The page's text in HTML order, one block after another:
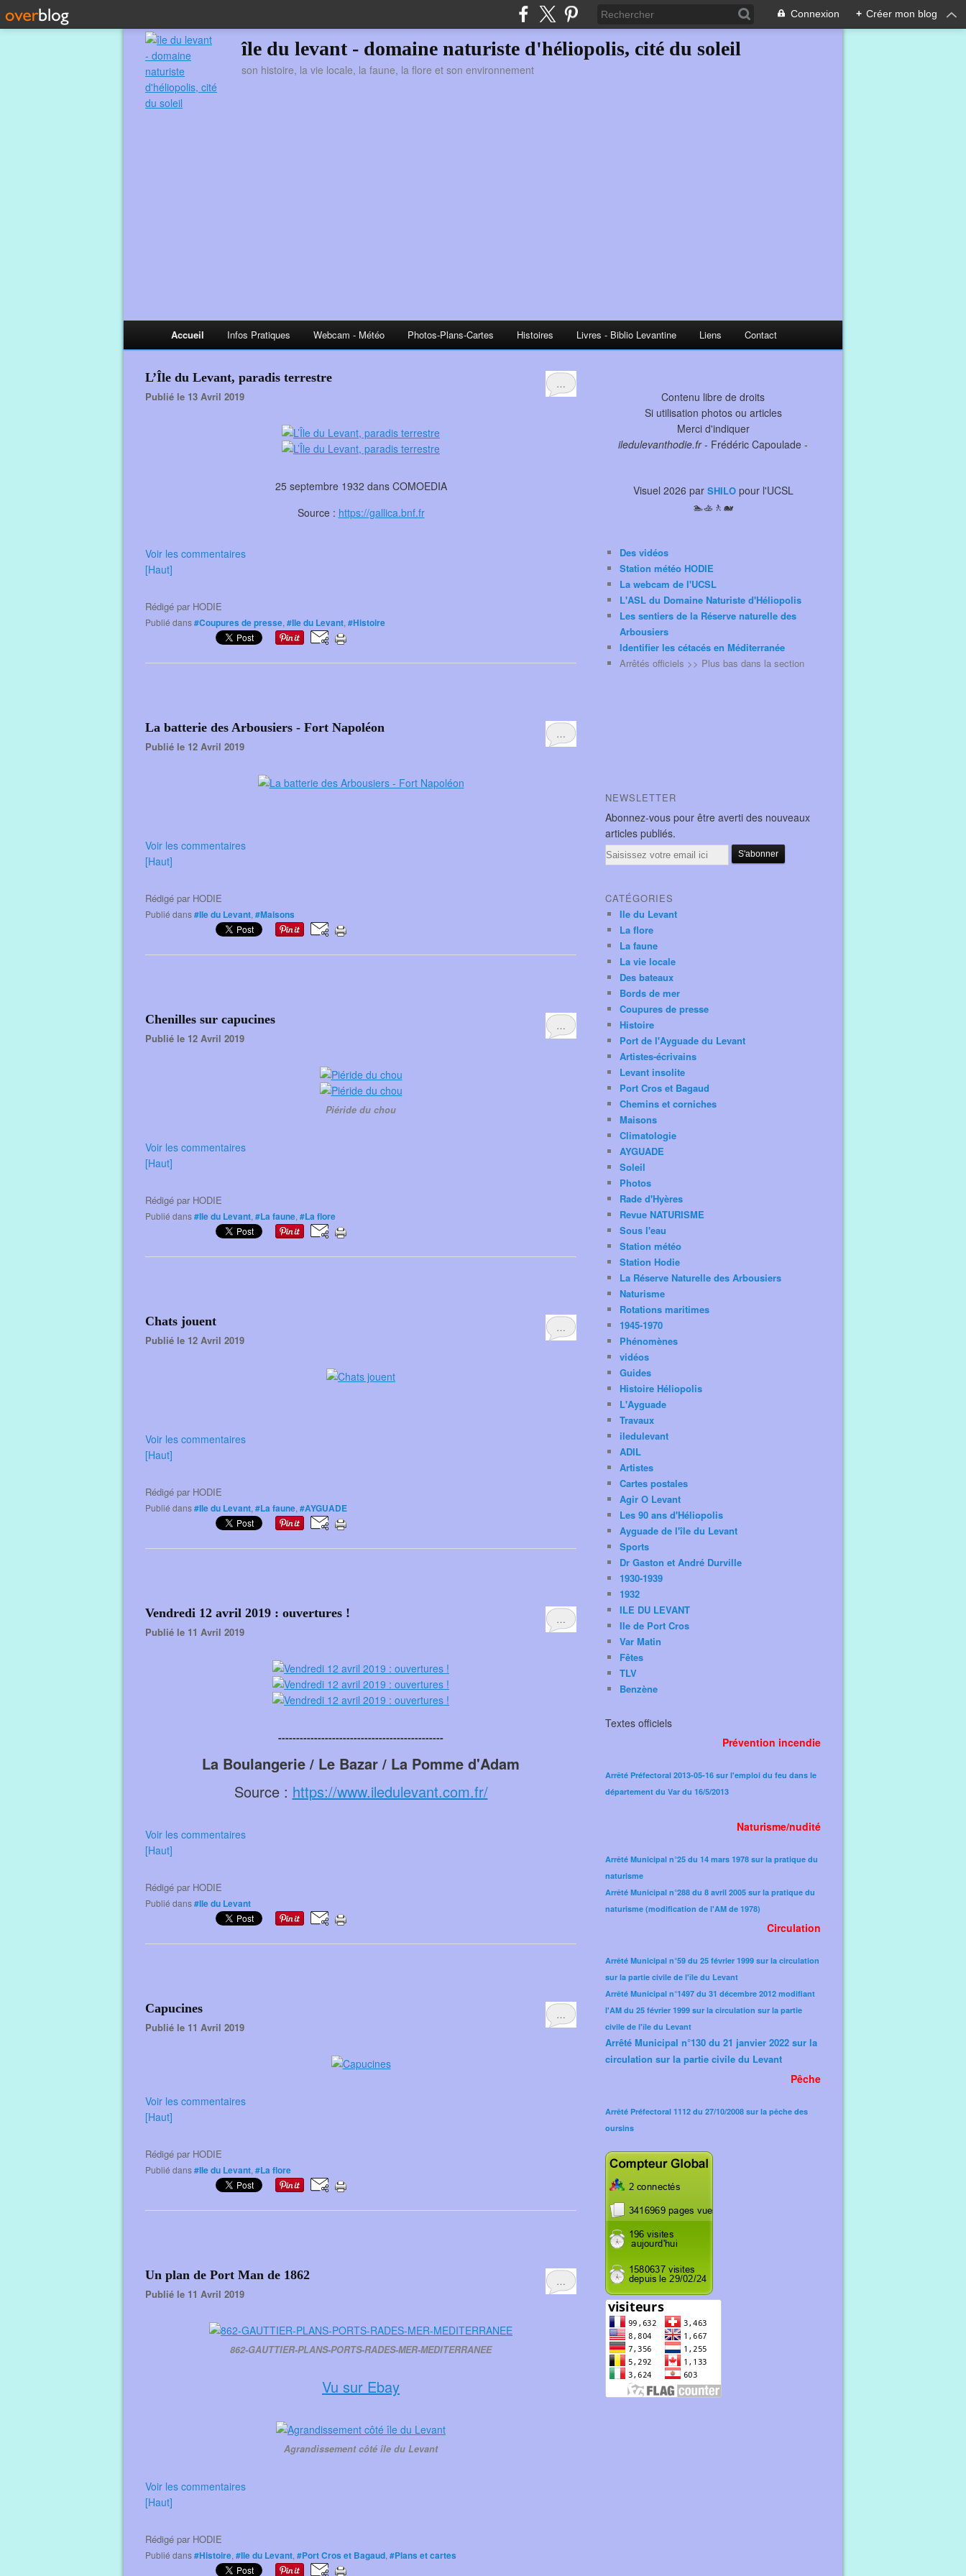
Connexion + Créer mon blog
île du levant - domaine naturiste d'héliopolis, cité du soleil
son histoire, la vie locale, la faune, la flore et son environnement
Accueil Infos Pratiques Webcam - Météo Photos-Plans-Cartes Histoires Livres - Biblio Levantine Liens Contact
…
L’Île du Levant, paradis terrestre
Publié le 13 Avril 2019
25 septembre 1932 dans COMOEDIA
Source : https://gallica.bnf.fr
Voir les commentaires
[Haut]
Rédigé par HODIE
Publié dans#Coupures de presse, #Ile du Levant, #Histoire
…
La batterie des Arbousiers - Fort Napoléon
Publié le 12 Avril 2019
Voir les commentaires
[Haut]
Rédigé par HODIE
Publié dans#Ile du Levant, #Maisons
…
Chenilles sur capucines
Publié le 12 Avril 2019
Piéride du chou
Voir les commentaires
[Haut]
Rédigé par HODIE
Publié dans#Ile du Levant, #La faune, #La flore
…
Chats jouent
Publié le 12 Avril 2019
Voir les commentaires
[Haut]
Rédigé par HODIE
Publié dans#Ile du Levant, #La faune, #AYGUADE
…
Vendredi 12 avril 2019 : ouvertures !
Publié le 11 Avril 2019
----------------------------------------------
La Boulangerie / Le Bazar / La Pomme d'Adam
Source : https://www.iledulevant.com.fr/
Voir les commentaires
[Haut]
Rédigé par HODIE
Publié dans#Ile du Levant
…
Capucines
Publié le 11 Avril 2019
Voir les commentaires
[Haut]
Rédigé par HODIE
Publié dans#Ile du Levant, #La flore
…
Un plan de Port Man de 1862
Publié le 11 Avril 2019
862-GAUTTIER-PLANS-PORTS-RADES-MER-MEDITERRANEE
Vu sur Ebay
Agrandissement côté île du Levant
Voir les commentaires
[Haut]
Rédigé par HODIE
Publié dans#Histoire, #Ile du Levant, #Port Cros et Bagaud, #Plans et cartes
Contenu libre de droits
Si utilisation photos ou articles
Merci d'indiquer
iledulevanthodie.fr- Frédéric Capoulade -
Visuel 2026 par SHILOpour l'UCSL
🏊🚣🚶🐋
Des vidéos
Station météo HODIE
La webcam de l'UCSL
L'ASL du Domaine Naturiste d'Héliopolis
Les sentiers de la Réserve naturelle des
Arbousiers
Identifier les cétacés en Méditerranée
Arrêtés officiels >> Plus bas dans la section
NEWSLETTER
Abonnez-vous pour être averti des nouveaux
articles publiés.
Email
CATÉGORIES
Ile du Levant
La flore
La faune
La vie locale
Des bateaux
Bords de mer
Coupures de presse
Histoire
Port de l'Ayguade du Levant
Artistes-écrivains
Levant insolite
Port Cros et Bagaud
Chemins et corniches
Maisons
Climatologie
AYGUADE
Soleil
Photos
Rade d'Hyères
Revue NATURISME
Sous l'eau
Station météo
Station Hodie
La Réserve Naturelle des Arbousiers
Naturisme
Rotations maritimes
1945-1970
Phénomènes
vidéos
Guides
Histoire Héliopolis
L'Ayguade
Travaux
iledulevant
ADIL
Artistes
Cartes postales
Agir O Levant
Les 90 ans d'Héliopolis
Ayguade de l'île du Levant
Sports
Dr Gaston et André Durville
1930-1939
1932
ILE DU LEVANT
Ile de Port Cros
Var Matin
Fêtes
TLV
Benzène
Textes officiels
Prévention incendie
Arrêté Préfectoral 2013-05-16 sur l'emploi du feu dans le
département du Var du 16/5/2013
Naturisme/nudité
Arrêté Municipal n°25 du 14 mars 1978 sur la pratique du
naturisme
Arrêté Municipal n°288 du 8 avril 2005 sur la pratique du
naturisme (modification de l'AM de 1978)​
Circulation
Arrêté Municipal n°59 du 25 février 1999 sur la circulation
sur la partie civile de l'île du Levant
Arrêté Municipal n°1497 du 31 décembre 2012 modifiant
l'AM du 25 février 1999 sur la circulation sur la partie
civile de l'île du Levant
Arrêté Municipal n°130 du 21 janvier 2022 sur la
circulation sur la partie civile du Levant
Pêche
Arrêté Préfectoral 1112 du 27/10/2008 sur la pêche des
oursins